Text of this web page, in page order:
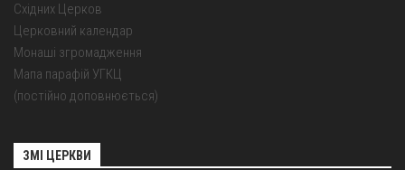
Східних Церков
Церковний календар
Монаші згромадження
Мапа парафій УГКЦ
(постійно доповнюється)
ЗМІ ЦЕРКВИ